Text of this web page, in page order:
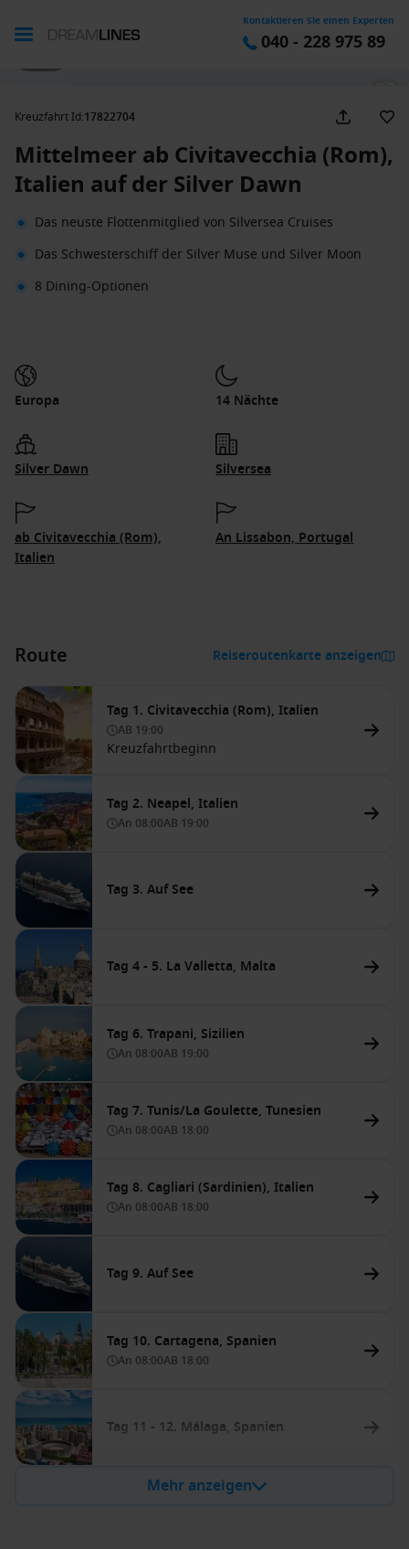
Kontaktieren Sie einen Experten
040 - 228 975 89
Kreuzfahrt Id:17822704
Mittelmeer ab Civitavecchia (Rom),
Italien auf der Silver Dawn
Das neuste Flottenmitglied von Silversea Cruises
Das Schwesterschiff der Silver Muse und Silver Moon
8 Dining-Optionen
Europa 14 Nächte
Silver Dawn Silversea
ab Civitavecchia (Rom),
Italien
An Lissabon, Portugal
Route Reiseroutenkarte anzeigen
Tag 1. Civitavecchia (Rom), Italien
AB 19:00
Kreuzfahrtbeginn
Tag 2. Neapel, Italien
An 08:00AB 19:00
Tag 3. Auf See
Tag 4 - 5. La Valletta, Malta
Tag 6. Trapani, Sizilien
An 08:00AB 19:00
Tag 7. Tunis/La Goulette, Tunesien
An 08:00AB 18:00
Tag 8. Cagliari (Sardinien), Italien
An 08:00AB 18:00
Tag 9. Auf See
Tag 10. Cartagena, Spanien
An 08:00AB 18:00
Tag 11 - 12. Málaga, Spanien
Mehr anzeigen